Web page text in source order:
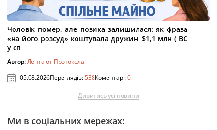
Чоловік помер, але позика залишилася: як фраза
«на його розсуд» коштувала дружині $1,1 млн ( ВС
у сп
Автор:Лента от Протокола
05.08.2026Переглядів:538Коментарі:0
Дивитись усі новини
Ми в соціальних мережах: